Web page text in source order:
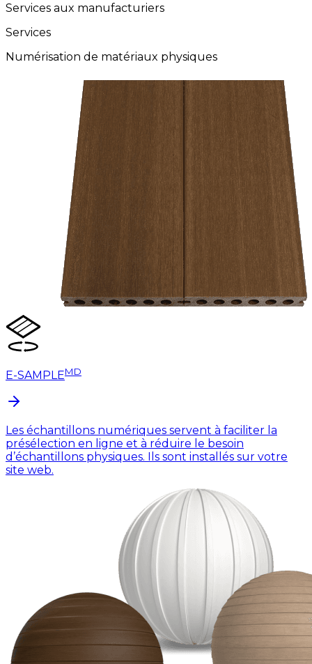
Services aux manufacturiers
Services
Numérisation de matériaux physiques
E-SAMPLEMD
Les échantillons numériques servent à faciliter la
présélection en ligne et à réduire le besoin
d’échantillons physiques. Ils sont installés sur votre
site web.